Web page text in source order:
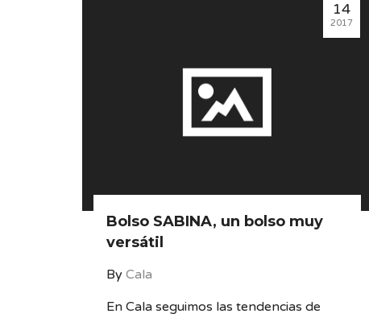
14
2017
Bolso SABINA, un bolso muy
versátil
By Cala
En Cala seguimos las tendencias de